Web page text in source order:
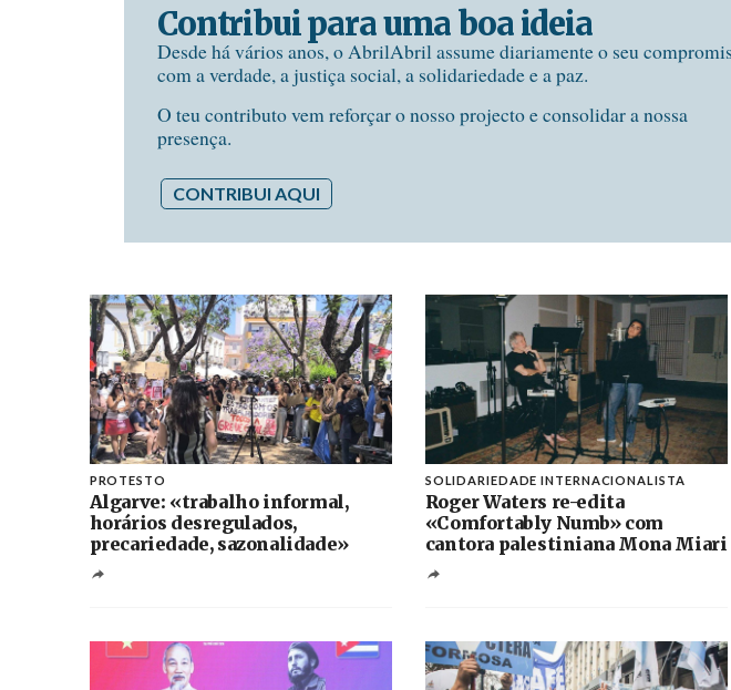
Contribui para uma boa ideia
Desde há vários anos, o AbrilAbril assume diariamente o seu
com a verdade, a justiça social, a solidariedade e a paz.
O teu contributo vem reforçar o nosso projecto e consolidar a nossa
presença.
CONTRIBUI AQUI
PROTESTO
Algarve: «trabalho informal,
horários desregulados,
precariedade, sazonalidade»
SOLIDARIEDADE INTERNACIONALISTA
Roger Waters re-edita
«Comfortably Numb» com
cantora palestiniana Mona Miari